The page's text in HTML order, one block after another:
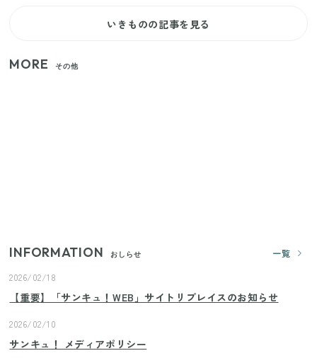
いきものの記事を見る
MORE その他
INFORMATION おしらせ
一覧
2026/02/18
【重要】「サンキュ！WEB」サイトリプレイスのお知らせ
2026/02/10
サンキュ！ メディアポリシー